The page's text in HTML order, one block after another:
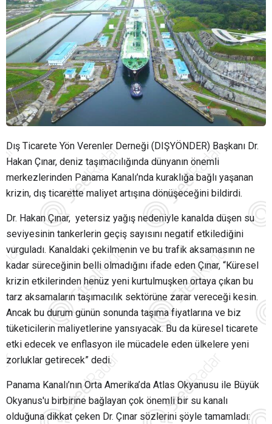
Dış Ticarete Yön Verenler Derneği (DIŞYÖNDER) Başkanı Dr.
Hakan Çınar, deniz taşımacılığında dünyanın önemli
merkezlerinden Panama Kanalı’nda kuraklığa bağlı yaşanan
krizin, dış ticarette maliyet artışına dönüşeceğini bildirdi.
Dr. Hakan Çınar, yetersiz yağış nedeniyle kanalda düşen su
seviyesinin tankerlerin geçiş sayısını negatif etkilediğini
vurguladı. Kanaldaki çekilmenin ve bu trafik aksamasının ne
kadar süreceğinin belli olmadığını ifade eden Çınar, “Küresel
krizin etkilerinden henüz yeni kurtulmuşken ortaya çıkan bu
tarz aksamaların taşımacılık sektörüne zarar vereceği kesin.
Ancak bu durum günün sonunda taşıma fiyatlarına ve biz
tüketicilerin maliyetlerine yansıyacak. Bu da küresel ticarete
etki edecek ve enflasyon ile mücadele eden ülkelere yeni
zorluklar getirecek” dedi.
Panama Kanalı’nın Orta Amerika’da Atlas Okyanusu ile Büyük
Okyanus'u birbirine bağlayan çok önemli bir su kanalı
olduğuna dikkat çeken Dr. Çınar sözlerini şöyle tamamladı: